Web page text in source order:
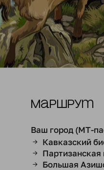
Маршрут
Ваш город (МТ-
→ Кавказский
→ Партизанская
→ Большая